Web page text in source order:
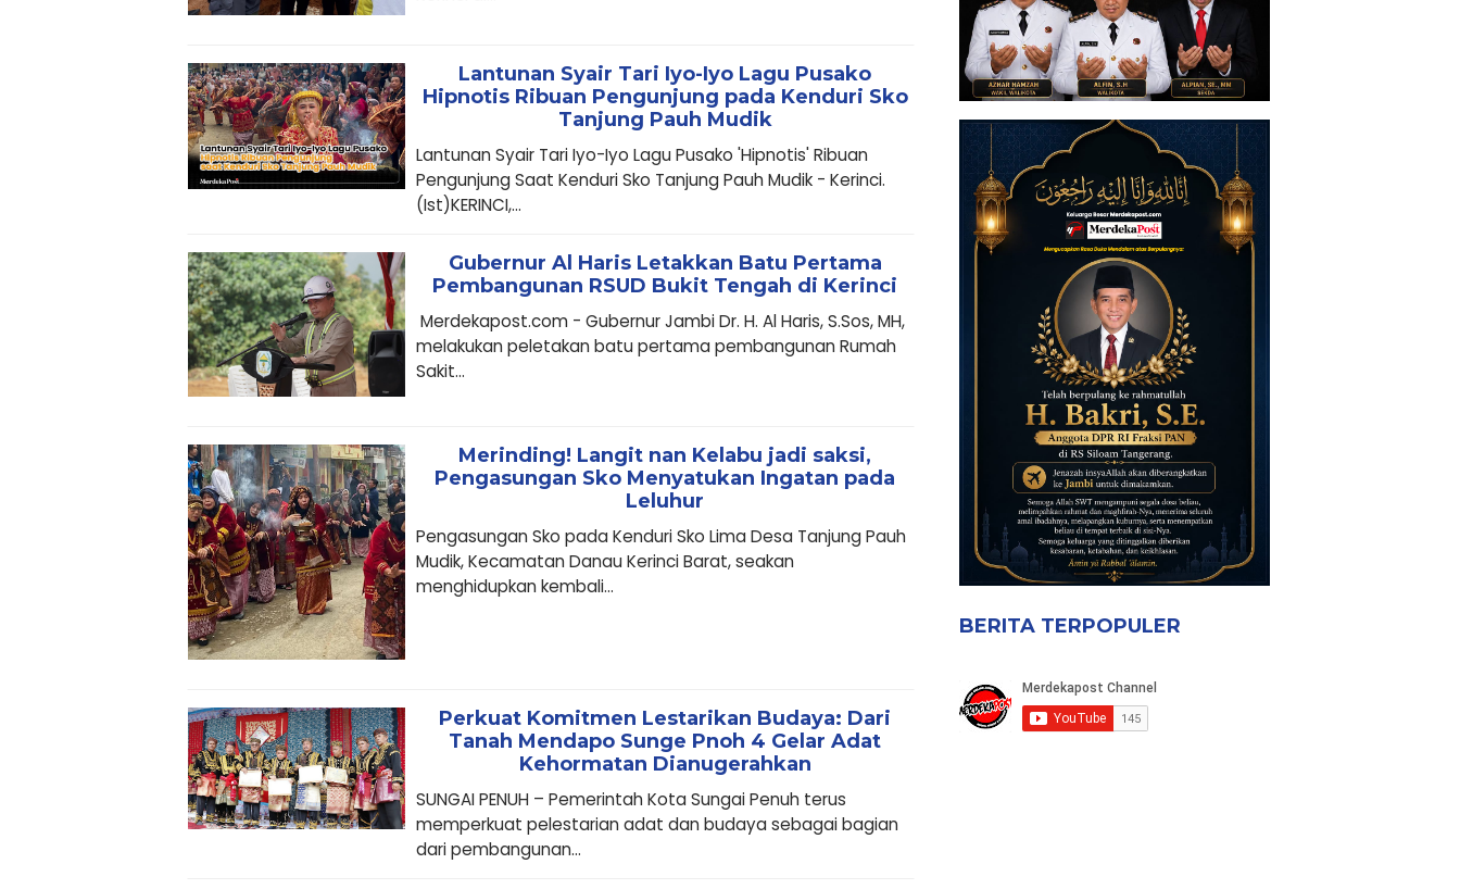
Lantunan Syair Tari Iyo-Iyo Lagu Pusako
Hipnotis Ribuan Pengunjung pada Kenduri Sko
Tanjung Pauh Mudik
Lantunan Syair Tari Iyo-Iyo Lagu Pusako 'Hipnotis' Ribuan
Pengunjung Saat Kenduri Sko Tanjung Pauh Mudik - Kerinci.
(Ist)KERINCI,...
Gubernur Al Haris Letakkan Batu Pertama
Pembangunan RSUD Bukit Tengah di Kerinci
Merdekapost.com - Gubernur Jambi Dr. H. Al Haris, S.Sos, MH,
melakukan peletakan batu pertama pembangunan Rumah
Sakit...
Merinding! Langit nan Kelabu jadi saksi,
Pengasungan Sko Menyatukan Ingatan pada
Leluhur
Pengasungan Sko pada Kenduri Sko Lima Desa Tanjung Pauh
Mudik, Kecamatan Danau Kerinci Barat, seakan
menghidupkan kembali...
Perkuat Komitmen Lestarikan Budaya: Dari
Tanah Mendapo Sunge Pnoh 4 Gelar Adat
Kehormatan Dianugerahkan
SUNGAI PENUH – Pemerintah Kota Sungai Penuh terus
memperkuat pelestarian adat dan budaya sebagai bagian
dari pembangunan...
BERITA TERPOPULER